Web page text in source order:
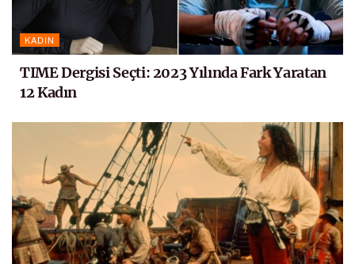
KADIN
TIME Dergisi Seçti: 2023 Yılında Fark Yaratan
12 Kadın